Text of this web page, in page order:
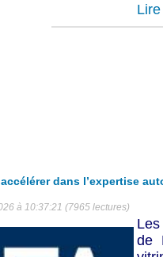
accélérer dans l’expertise
à 10:37:21 (7965 lectures)
de